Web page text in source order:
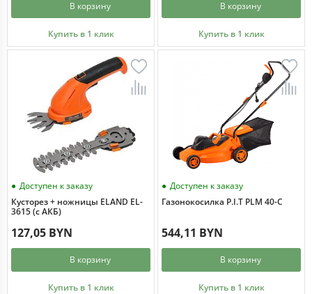
В корзину
Купить в 1 клик
В корзину
Купить в 1 клик
Доступен к заказу
Кусторез + ножницы ELAND EL-
3615 (с АКБ)
127,05 BYN
В корзину
Купить в 1 клик
Доступен к заказу
Газонокосилка P.I.T PLM 40-C
544,11 BYN
В корзину
Купить в 1 клик